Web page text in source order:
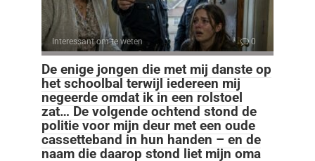
Interessant om te weten 0
De enige jongen die met mij danste op
het schoolbal terwijl iedereen mij
negeerde omdat ik in een rolstoel
zat… De volgende ochtend stond de
politie voor mijn deur met een oude
cassetteband in hun handen – en de
naam die daarop stond liet mijn oma